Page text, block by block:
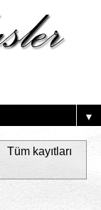
▼
Tüm kayıtları